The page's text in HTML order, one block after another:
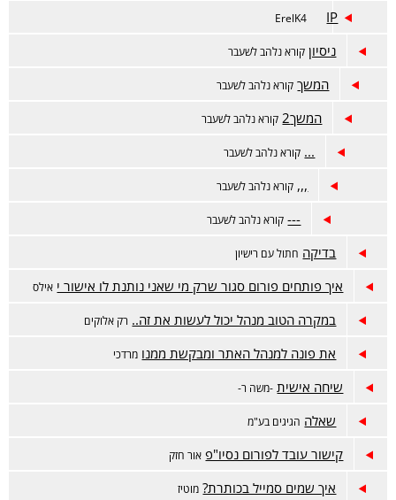
IP
ErelK4
ניסיון קורא נלהב לשעבר
המשך קורא נלהב לשעבר
המשך2 קורא נלהב לשעבר
... קורא נלהב לשעבר
,,, קורא נלהב לשעבר
--- קורא נלהב לשעבר
בדיקה חתול עם רישיון
איך פותחים פורום סגור שרק מי שאני נותנת לו אישור י אילס
במקרה הטוב מנהל יכול לעשות את זה.. רק אלוקים
את פונה למנהל האתר ומבקשת ממנו מרדכי
שיחה אישית -משה ר-
שאלה הגיגים בע"מ
קישור עובד לפורום נסיו"פ אור חזק
איך שמים סמייל בכותרת? מוטיז